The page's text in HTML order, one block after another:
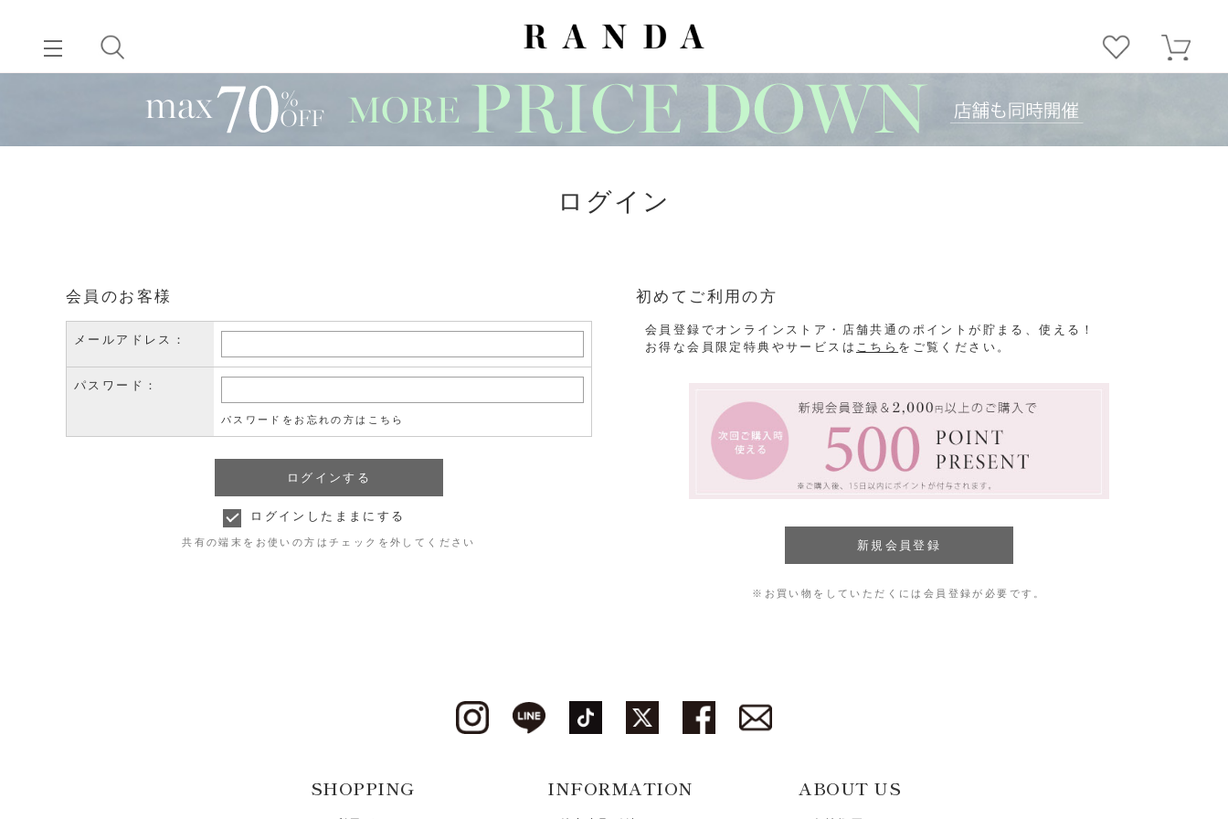
ログイン
会員のお客様
メールアドレス：
パスワード：
パスワードをお忘れの方はこちら
ログインしたままにする
共有の端末をお使いの方はチェックを外してください
初めてご利用の方
会員登録でオンラインストア・店舗共通のポイントが貯まる、使える！
お得な会員限定特典やサービスは こちら をご覧ください。
※お買い物をしていただくには会員登録が必要です。
SHOPPING INFORMATION ABOUT US